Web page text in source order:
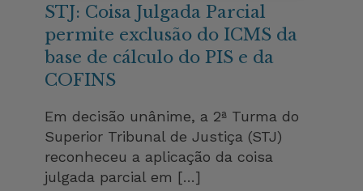
STJ: Coisa Julgada Parcial
permite exclusão do ICMS da
base de cálculo do PIS e da
COFINS
Em decisão unânime, a 2ª Turma do
Superior Tribunal de Justiça (STJ)
reconheceu a aplicação da coisa
julgada parcial em […]